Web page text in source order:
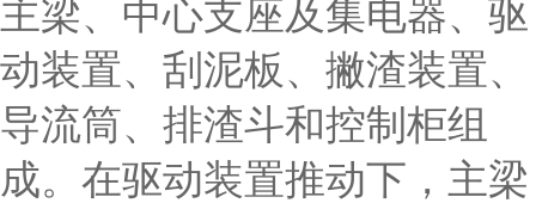
主梁、中心支座及集电器、驱
动装置、刮泥板、撇渣装置、
导流筒、排渣斗和控制柜组
成。在驱动装置推动下，主梁